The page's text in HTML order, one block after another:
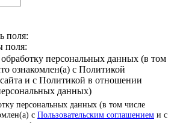
поля:
поля:
персональных данных (в том
ознакомлен(а) с Политикой
и с Политикой в отношении
данных)
персональных данных (в том числе
с Пользовательским соглашением и с